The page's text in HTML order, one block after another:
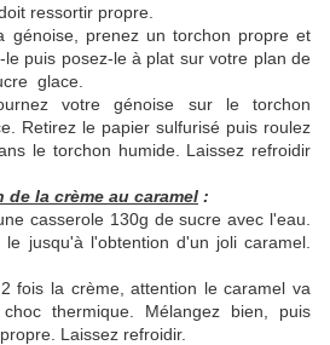
ressortir propre.
génoise, prenez un torchon propre et
le puis posez-le à plat sur votre plan de
glace.
votre génoise sur le torchon
Retirez le papier sulfurisé puis roulez
le torchon humide. Laissez refroidir
de la crème au caramel :
casserole 130g de sucre avec l'eau.
jusqu'à l'obtention d'un joli caramel.
fois la crème, attention le caramel va
thermique. Mélangez bien, puis
Laissez refroidir.